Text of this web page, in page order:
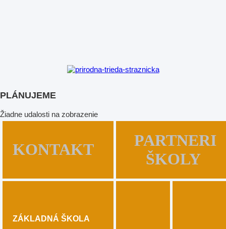
PLÁNUJEME
Žiadne udalosti na zobrazenie
KONTAKT
PARTNERI
ŠKOLY
ZÁKLADNÁ ŠKOLA